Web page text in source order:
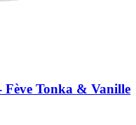
Fève Tonka & Vanille